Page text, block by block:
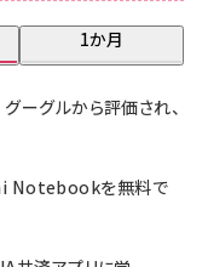
1か月
ーグルから評価され、
Notebookを無料で